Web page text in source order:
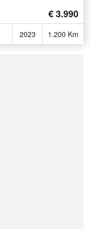
€ 3.990
2023 1.200 Km